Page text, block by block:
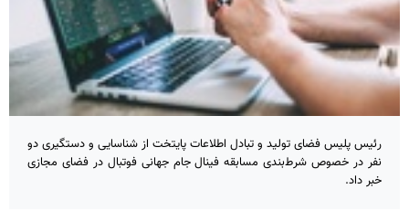
رئیس پلیس فضای تولید و تبادل اطلاعات پایتخت از شناسایی و دستگیری دو
نفر در خصوص شرط‌بندی مسابقه فینال جام جهانی فوتبال در فضای مجازی
خبر داد.